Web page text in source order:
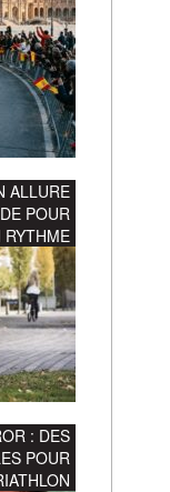
ALLURE
POUR
: DES
POUR